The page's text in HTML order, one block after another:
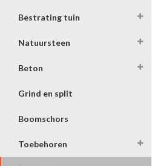
Bestrating tuin
Natuursteen
Beton
Grind en split
Boomschors
Toebehoren